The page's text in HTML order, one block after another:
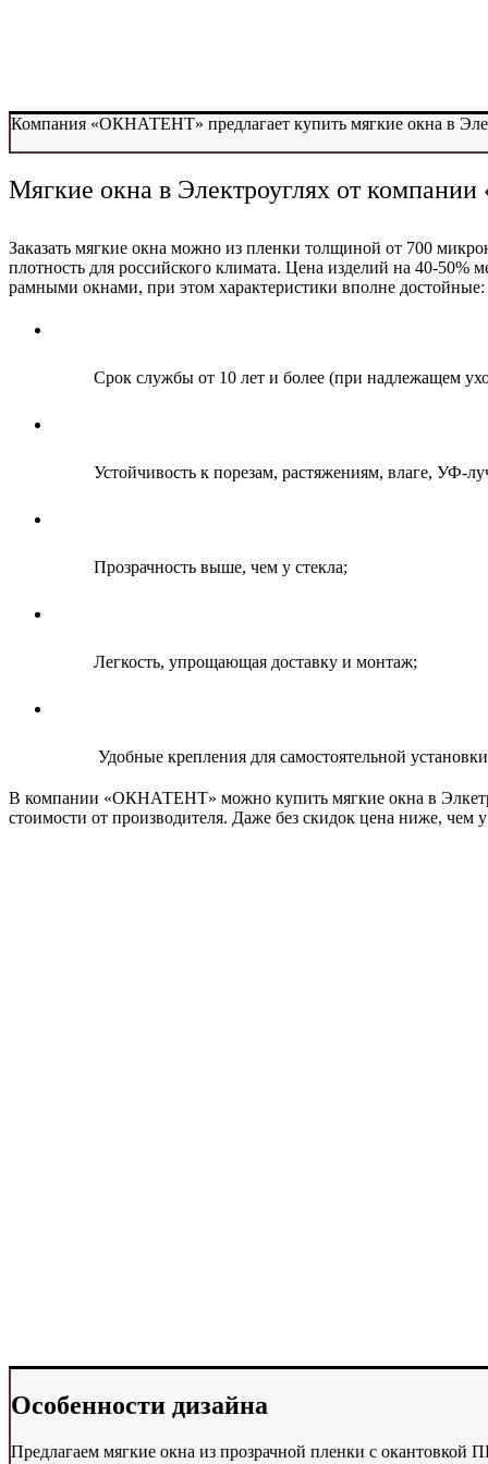
Компания «ОКНАТЕНТ» предлагает купить мягкие окна в
Мягкие окна в Электроуглях от
Заказать мягкие окна можно из пленки толщиной от 700
плотность для российского климата. Цена изделий на 40-50%
рамными окнами, при этом характеристики вполне достойные:
Срок службы от 10 лет и более (при надлежащем
Устойчивость к порезам, растяжениям, влаге, УФ-
Прозрачность выше, чем у стекла;
Легкость, упрощающая доставку и монтаж;
Удобные крепления для самостоятельной
В компании «ОКНАТЕНТ» можно купить мягкие окна в
стоимости от производителя. Даже без скидок цена ниже, чем
Особенности дизайна
Предлагаем мягкие окна из прозрачной пленки с